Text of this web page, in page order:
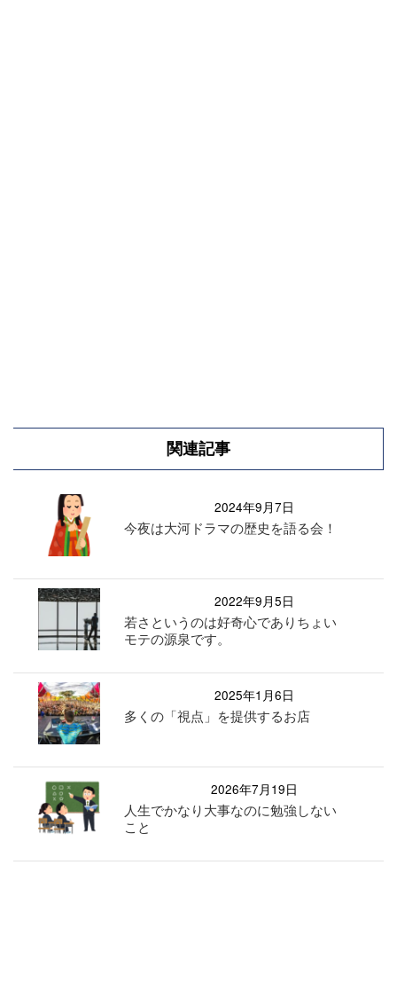
関連記事
2024年9月7日
今夜は大河ドラマの歴史を語る会！
2022年9月5日
若さというのは好奇心でありちょい
モテの源泉です。
2025年1月6日
多くの「視点」を提供するお店
2026年7月19日
人生でかなり大事なのに勉強しない
こと